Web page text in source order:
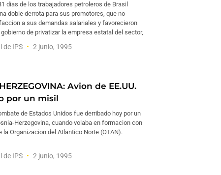
dias de los trabajadores petroleros de Brasil
doble derrota para sus promotores, que no
a sus demandas salariales y favorecieron
de privatizar la empresa estatal del sector,
de IPS 2 junio, 1995
Avion de EE.UU.
por un misil
de Estados Unidos fue derribado hoy por un
Herzegovina, cuando volaba en formacion con
la Organizacion del Atlantico Norte (OTAN).
de IPS 2 junio, 1995